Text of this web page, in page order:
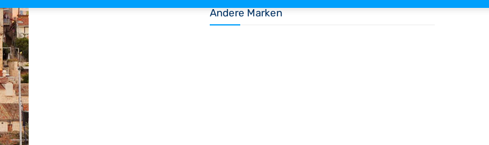
BLAUWASSER.DE
Andere Marken